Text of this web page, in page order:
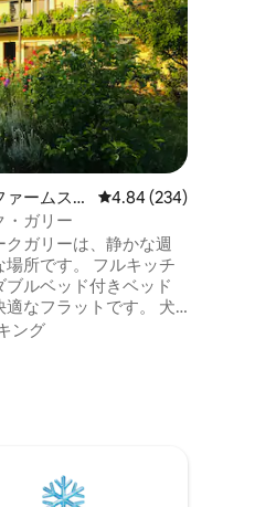
の平均評価
ームステ
レビュー234件、5つ星
4.84 (234)
・ガリー
クガリーは、静かな週
。 フルキッチ
ブルベッド付きベッド
なフラットです。 犬
す（残念ながら猫同伴
ので、完璧な立地で
ぞれ25分と30分の距離
ング